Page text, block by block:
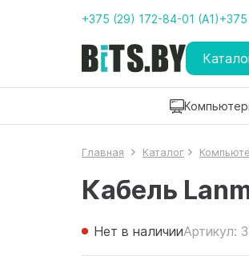
+375 (29) 172-84-01 (A1)
Главная Каталог
Кабель
Нет в наличииАртикул: